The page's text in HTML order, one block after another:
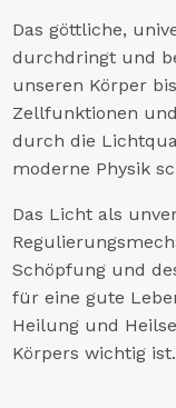
Das göttliche,
durchdringt und
unseren Körper
Zellfunktionen
durch die
moderne Physik
Das Licht als
Schöpfung und
für eine gute
Heilung und
Körpers wichtig ist.